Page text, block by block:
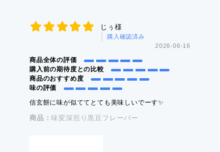
じぅ様
購入確認済み
2026-06-16
商品全体の評価
購入前の期待度との比較
商品のおすすめ度
味の評価
信玄餅に味が似ててとても美味しいでーす✨
商品： 味変深煎り黒豆フレーバー